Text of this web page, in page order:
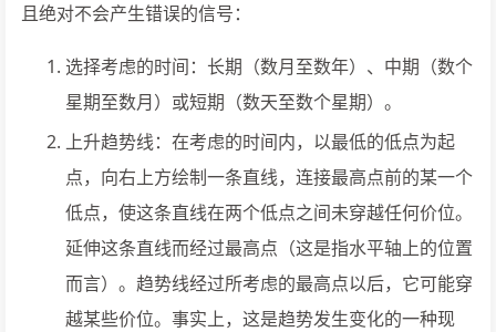
且绝对不会产生错误的信号：
选择考虑的时间：长期（数月至数年）、中期（数个
星期至数月）或短期（数天至数个星期）。
上升趋势线：在考虑的时间内，以最低的低点为起
点，向右上方绘制一条直线，连接最高点前的某一个
低点，使这条直线在两个低点之间未穿越任何价位。
延伸这条直线而经过最高点（这是指水平轴上的位置
而言）。趋势线经过所考虑的最高点以后，它可能穿
越某些价位。事实上，这是趋势发生变化的一种现